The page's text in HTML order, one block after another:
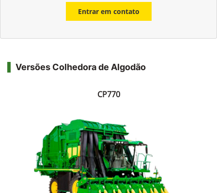
Entrar em contato
Versões Colhedora de Algodão
CP770